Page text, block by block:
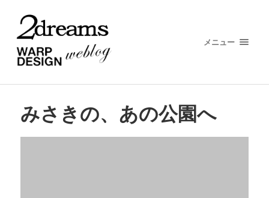
メニュー
みさきの、あの公園へ